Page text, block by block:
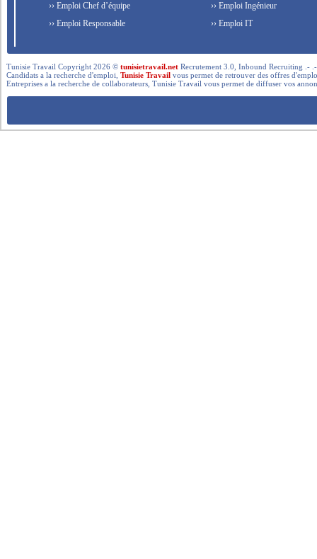
›› Emploi Chef d’équipe
›› Emploi Responsable
›› Emploi Ingénieur
›› Emploi IT
Tunisie Travail Copyright 2026 ©tunisietravail.net Recrutement 3.0, Inbound Recruiting .-
Candidats a la recherche d'emploi,Tunisie Travail vous permet de retrouver des offres
Entreprises a la recherche de collaborateurs, Tunisie Travail vous permet de diffuser vos